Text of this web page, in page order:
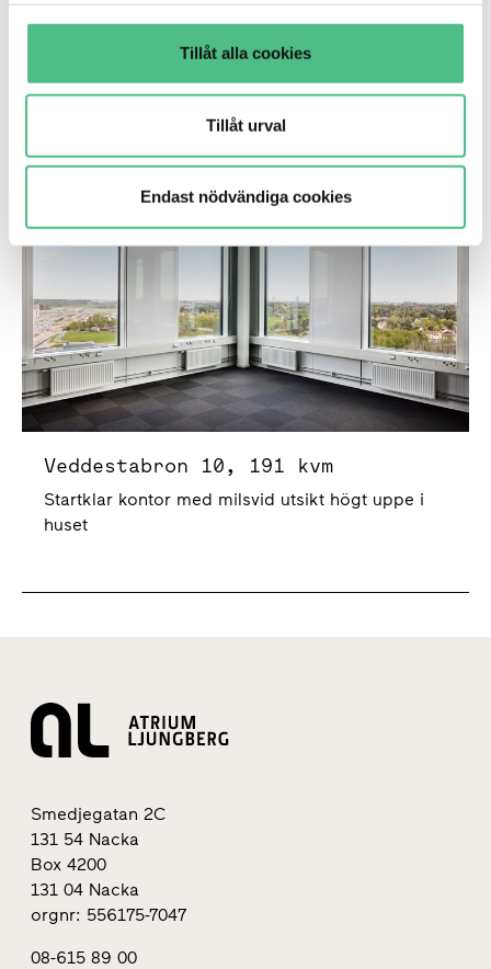
Tillåt alla cookies
Tillåt urval
Endast nödvändiga cookies
Veddestabron 10, 191 kvm
Startklar kontor med milsvid utsikt högt uppe i
huset
Smedjegatan 2C
131 54 Nacka
Box 4200
131 04 Nacka
orgnr: 556175-7047
08-615 89 00